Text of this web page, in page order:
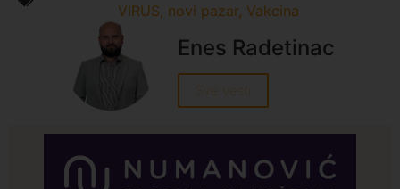
VIRUS, novi pazar, Vakcina
Enes Radetinac
Sve vesti